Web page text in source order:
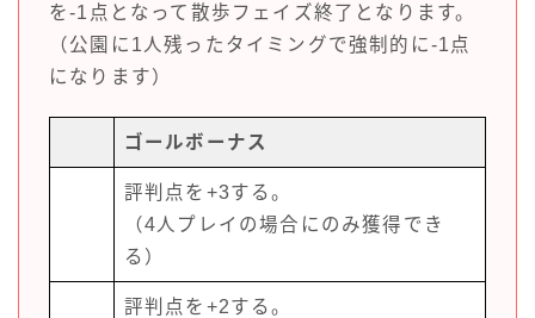
を-1点となって散歩フェイズ終了となります。
（公園に1人残ったタイミングで強制的に-1点
になります）
ゴールボーナス
評判点を+3する。
（4人プレイの場合にのみ獲得でき
る）
評判点を+2する。